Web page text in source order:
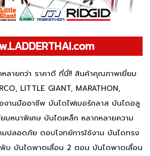
ลายกว่า ราคาดี ที่นี่!! สินค้าคุณภาพเยี่ยม
LITTLE GIANT, MARATHON,
งานมืออาชีพ บันไดไฟเบอร์กลาส บันไดอลู
มหนาพิเศษ บันไดเหล็ก หลากหลายความ
มปลอดภัย ตอบโจทย์การใช้งาน บันไดทรง
บ บันไดพาดเลื่อน 2 ตอน บันไดพาดเลื่อน